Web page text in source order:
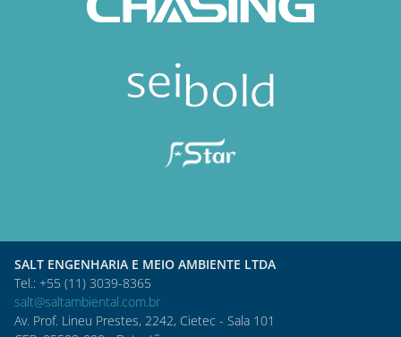
SALT ENGENHARIA E MEIO AMBIENTE LTDA
Tel.: +55 (11) 3039-8365
salt@saltambiental.com.br
Av. Prof. Lineu Prestes, 2242, Cietec - Sala 101